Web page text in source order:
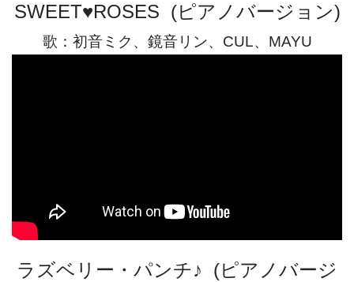
SWEET♥ROSES (ピアノバージョン)
歌：初音ミク、鏡音リン、CUL、MAYU
ラズベリー・パンチ♪ (ピアノバージ